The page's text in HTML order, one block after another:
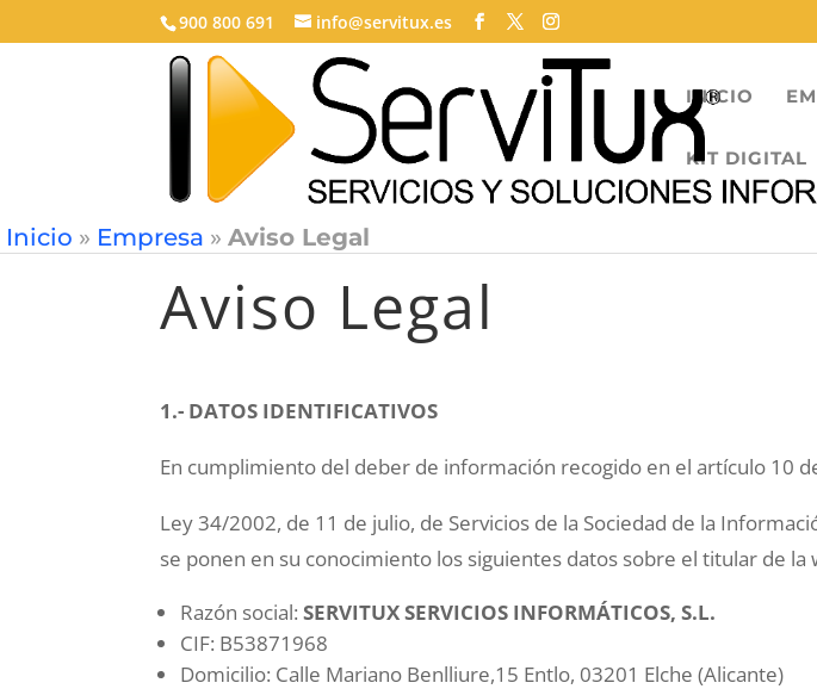
900 800 691 info@servitux.es
INICIO
KIT DIGITAL
Inicio » Empresa » Aviso Legal
Aviso Legal
1.- DATOS IDENTIFICATIVOS
En cumplimiento del deber de información recogido en el artículo 10
Ley 34/2002, de 11 de julio, de Servicios de la Sociedad de la
se ponen en su conocimiento los siguientes datos sobre el titular de la
Razón social:SERVITUX SERVICIOS INFORMÁTICOS, S.L.
CIF: B53871968
Domicilio: Calle Mariano Benlliure,15 Entlo, 03201 Elche (Alicante)